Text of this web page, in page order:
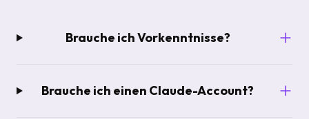
Brauche ich Vorkenntnisse?
Brauche ich einen Claude-Account?